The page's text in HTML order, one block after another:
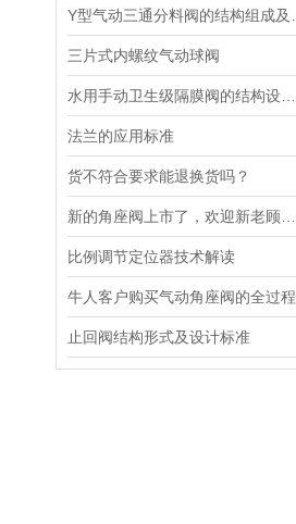
三片式内螺纹气动球阀
法兰的应用标准
货不符合要求能退换货吗？
比例调节定位器技术解读
牛人客户购买气动角座阀的全过程
止回阀结构形式及设计标准